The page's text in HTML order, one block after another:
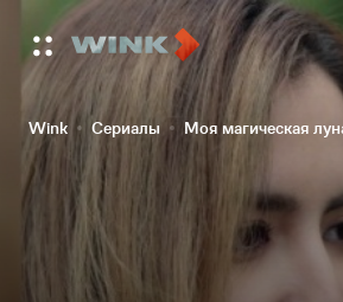
Wink Сериалы Моя магическая